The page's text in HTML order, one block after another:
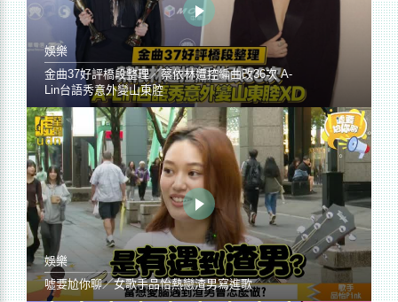
娛樂
金曲37好評橋段整理／蔡依林遭控編曲改36次 A-
Lin台語秀意外變山東腔
娛樂
噓要尬你聊／女歌手品怡熱戀渣男寫進歌